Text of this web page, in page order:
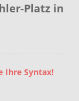
Platz in
Ihre Syntax!